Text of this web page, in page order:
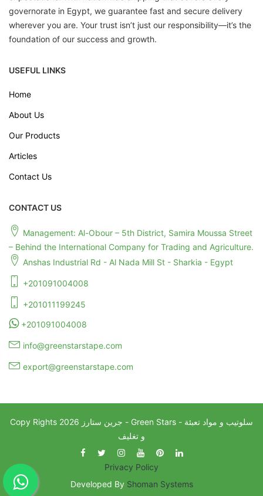
governorate in Egypt, we guarantee fast and secure delivery
wherever you are. Your trust isn’t just our responsibility—it’s the
foundation of our success and growth.
USEFUL LINKS
Home
About Us
Our Products
Articles
Contact Us
CONTACT US
Management: Al-Obour – 5th District, Samira Moussa Street
– Behind the International Company for Trading and Agriculture.
Anshas Industrial Rd - Al Nada Mill St - Sharkia - Egypt
+201091004008
+201011199245
+201091004008
info@greenstarstape.com
export@greenstarstape.com
Copy Rights 2026
و تغليف
Privacy Policy
Developed By Shoman Systems